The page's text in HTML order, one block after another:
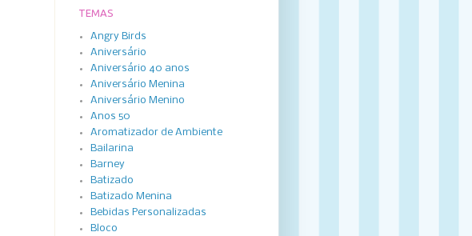
TEMAS
Angry Birds
Aniversário
Aniversário 40 anos
Aniversário Menina
Aniversário Menino
Anos 50
Aromatizador de Ambiente
Bailarina
Barney
Batizado
Batizado Menina
Bebidas Personalizadas
Bloco